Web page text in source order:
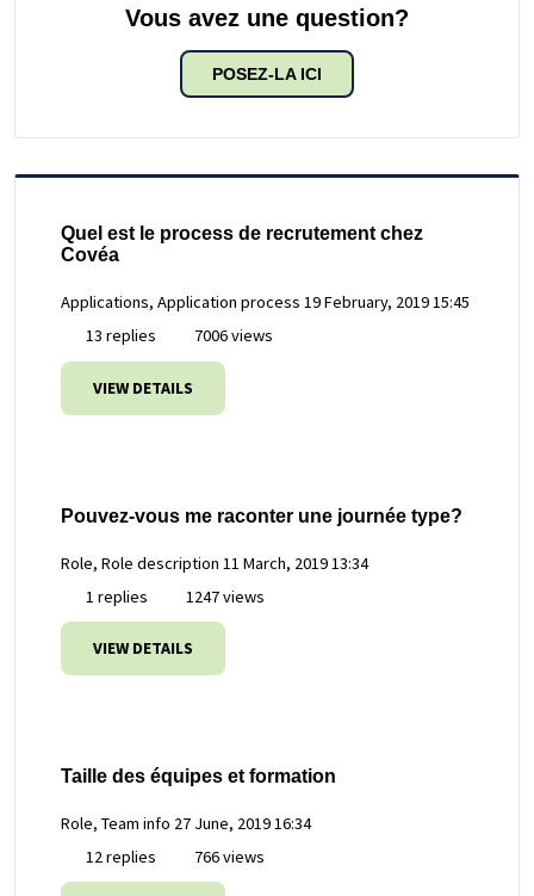
Vous avez une question?
POSEZ-LA ICI
Quel est le process de recrutement chez
Covéa
Applications, Application process 19 February, 2019 15:45
13 replies
7006 views
VIEW DETAILS
Pouvez-vous me raconter une journée type?
Role, Role description 11 March, 2019 13:34
1 replies
1247 views
VIEW DETAILS
Taille des équipes et formation
Role, Team info 27 June, 2019 16:34
12 replies
766 views